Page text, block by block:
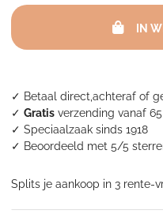
✓ Betaal direct,achteraf of
✓Gratis verzending vanaf 65
✓ Speciaalzaak sinds 1918
✓ Beoordeeld met 5/5
Splits je aankoop in 3 rente-
Hefel
aantal
IN